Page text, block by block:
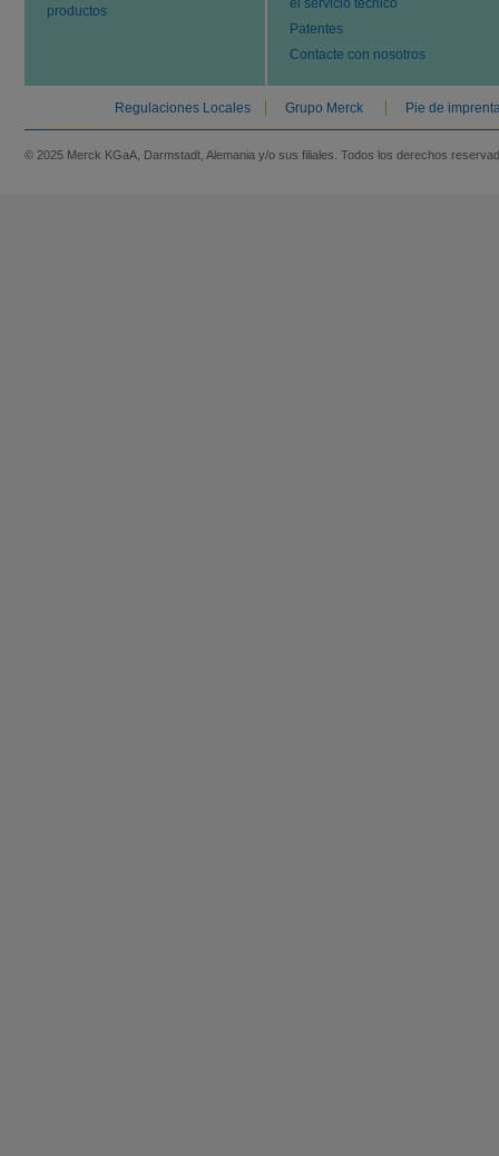
productos
el servicio técnico
Patentes
Contacte con nosotros
Regulaciones Locales Grupo Merck Pie de
© 2025 Merck KGaA, Darmstadt, Alemania y/o sus filiales. Todos los derechos